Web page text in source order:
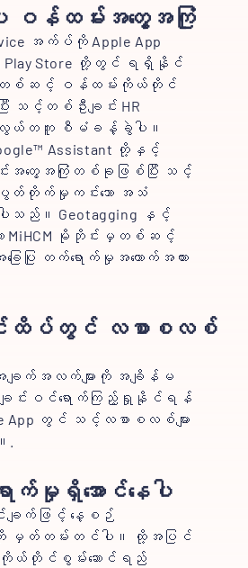
ေး ဝန်ထမ်းအတွေ့အကြုံ
အက်ပ်ကို Apple App
Play Store တို့တွင် ရရှိနိုင်
တစ်ဆင့် ဝန်ထမ်းကိုယ်တိုင်
သင့်တစ်ဦးချင်း HR
အလွယ်တကူ စီမံခန့်ခွဲပါ။
Assistant တို့နှင့်
င်းအတွေ့အကြုံတစ်ခုဖြစ်ပြီး သင့်
ပွတ်တိုက်မှုကင်းသော အသံ
ပါသည်။ Geotagging နှင့်
ော MiHCM မိုဘိုင်းမှတစ်ဆင့်
ေပြု တက်ရောက်မှုအထောက်အထား
င်းထိပ်တွင် လစာစလစ်
ျက်အလက်များကို အချိန်မ
က်ချင်းဝင်ရောက်ကြည့်ရှုနိုင်ရန်
App တွင် သင့်လစာစလစ်များ
.
က်မှုရှိအောင်နေပါ
ချက်ဖြင့် နေ့စဉ်
းကို မှတ်တမ်းတင်ပါ။ ထို့အပြင်
ယ်တိုင်စွမ်းဆောင်ရည်